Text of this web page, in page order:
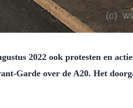
2022 ook protesten en
Garde over de A20. Het